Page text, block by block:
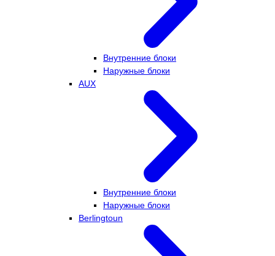
Внутренние блоки
Наружные блоки
AUX
Внутренние блоки
Наружные блоки
Berlingtoun